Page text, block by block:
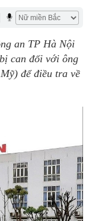
an TP Hà Nội
can đối với ông
để điều tra về